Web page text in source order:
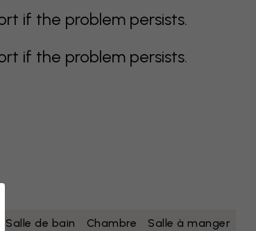
if the problem persists.
if the problem persists.
Salle de bain Chambre Salle à manger